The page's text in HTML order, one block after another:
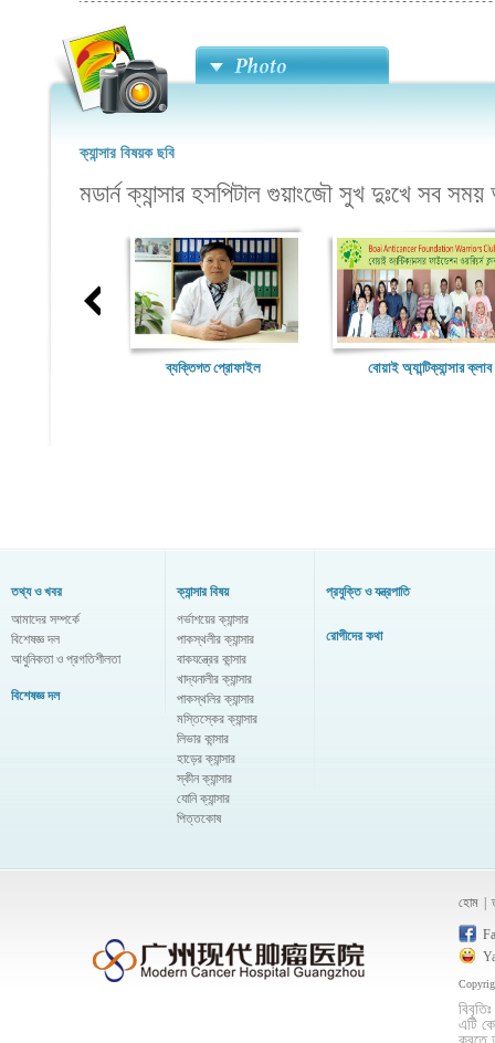
ক্যান্সার বিষয়ক ছবি
মডার্ন ক্যান্সার হসপিটাল গুয়াংজৌ সুখ দুঃখে সব
ব্যক্তিগত প্রোফাইল
বোয়াই অ্যান্টিক্যান্সার ক্লাব
তথ্য ও খবর
আমাদের সম্পর্কে
বিশেষজ্ঞ দল
আধুনিকতা ও প্রগতিশীলতা
বিশেষজ্ঞ দল
ক্যান্সার বিষয়
গর্ভাশয়ের ক্যান্সার
পাকস্থলীর ক্যান্সার
বাকযন্ত্রের কান্সার
খাদ্যনালীর ক্যান্সার
পাকস্থলির ক্যান্সার
মস্তিস্কের ক্যান্সার
লিভার কান্সার
হাড়ের ক্যান্সার
স্কীন ক্যান্সার
যোনি ক্যান্সার
পিত্তকোষ
প্রযুক্তি ও যন্ত্রপাতি
রোগীদের কথা
হোম
এটি